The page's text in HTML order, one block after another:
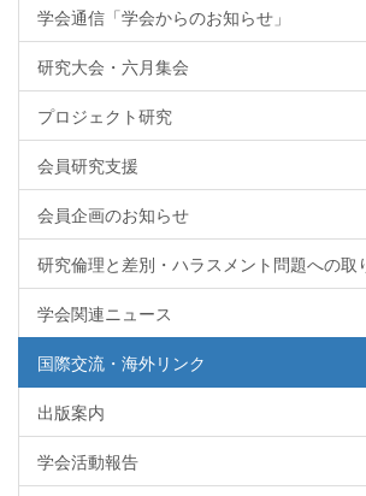
学会通信「学会からのお知らせ」
研究大会・六月集会
プロジェクト研究
会員研究支援
会員企画のお知らせ
研究倫理と差別・ハラスメント問題への取
学会関連ニュース
国際交流・海外リンク
出版案内
学会活動報告